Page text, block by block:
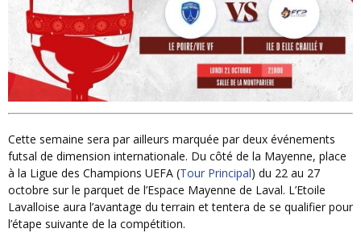
Cette semaine sera par ailleurs marquée par deux événements
futsal de dimension internationale. Du côté de la Mayenne, place
à la Ligue des Champions UEFA (Tour Principal) du 22 au 27
octobre sur le parquet de l’Espace Mayenne de Laval. L’Etoile
Lavalloise aura l’avantage du terrain et tentera de se qualifier pour
l’étape suivante de la compétition.